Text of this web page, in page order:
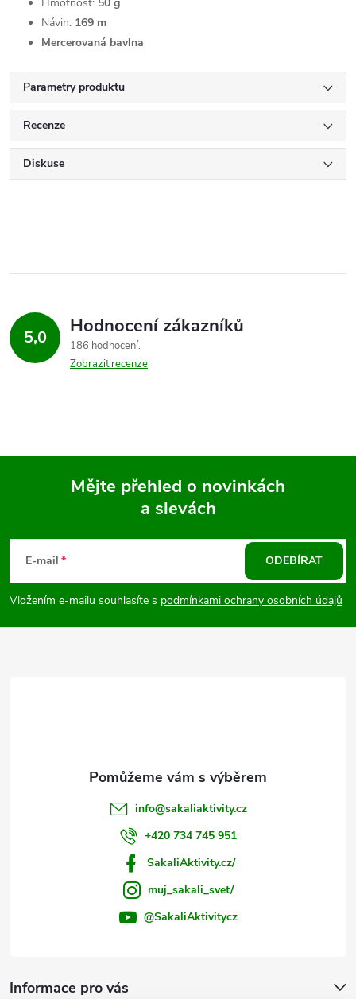
Návin: 169 m
Mercerovaná bavlna
Parametry produktu
Recenze
Diskuse
5,0 Hodnocení zákazníků
186 hodnocení
Zobrazit recenze
p
a
Mějte přehled o novinkách
a slevách
E-mail
Vložením e-mailu souhlasíte s podmínkami ochrany osobních údajů
ODEBÍRAT
info@sakaliaktivity.cz
+420 734 745 951
SakaliAktivity.cz/
muj_sakali_svet/
@SakaliAktivitycz
Informace pro vás